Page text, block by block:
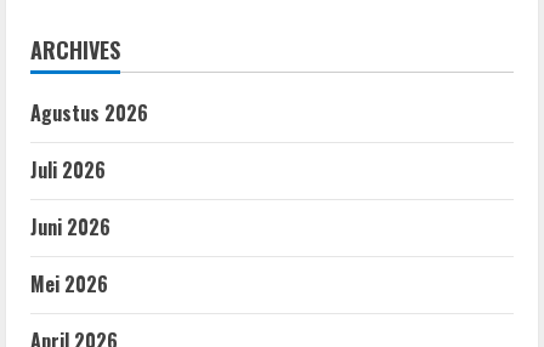
ARCHIVES
Agustus 2026
Juli 2026
Juni 2026
Mei 2026
April 2026